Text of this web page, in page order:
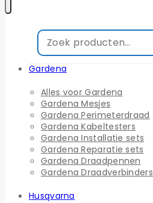
Gardena
Alles voor Gardena
Gardena Mesjes
Gardena Perimeterdraad
Gardena Kabeltesters
Gardena Installatie sets
Gardena Reparatie sets
Gardena Draadpennen
Gardena Draadverbinders
Husqvarna